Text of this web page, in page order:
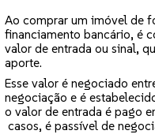
Ao comprar um imóvel de
financiamento bancário, é
valor de entrada ou sinal,
aporte.
Esse valor é negociado
negociação e é
o valor de entrada é pago
casos, é passível de